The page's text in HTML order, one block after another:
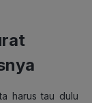
harus tau dulu